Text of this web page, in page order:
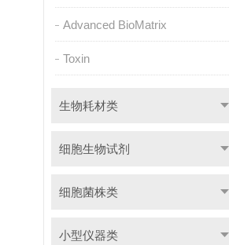
Advanced BioMatrix
Toxin
生物耗材类
细胞生物试剂
细胞菌株类
小型仪器类